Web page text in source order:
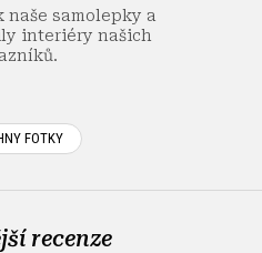
naše samolepky a
interiéry našich
FOTKY
recenze